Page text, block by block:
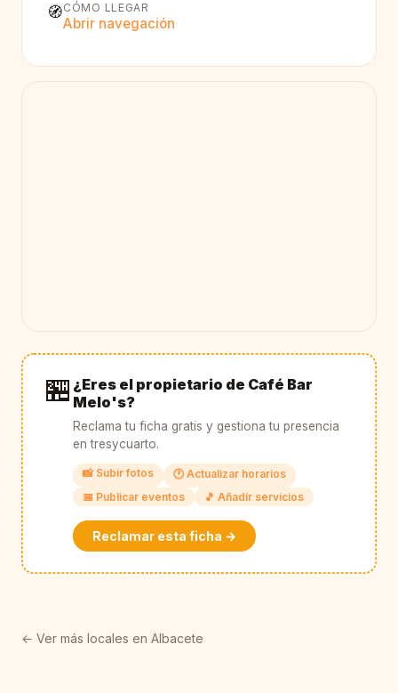
🧭CÓMO LLEGAR
Abrir navegación
🏪 ¿Eres el propietario de Café Bar
Melo's?
Reclama tu ficha gratis y gestiona tu presencia
en tresycuarto.
📸 Subir fotos
🕐 Actualizar horarios
📅 Publicar eventos
🎵 Añadir servicios
Reclamar esta ficha →
← Ver más locales en Albacete